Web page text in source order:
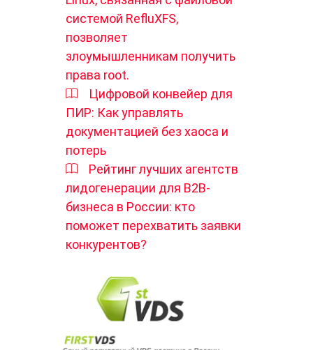
системой RefluXFS,
позволяет
злоумышленникам получить
права root.
Цифровой конвейер для
ПИР: Как управлять
документацией без хаоса и
потерь
Рейтинг лучших агентств
лидогенерации для B2B-
бизнеса в России: кто
поможет перехватить заявки
конкурентов?